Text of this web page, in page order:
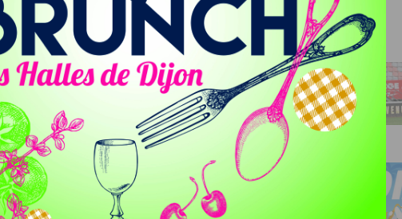
lignes T1 et T2, dans la soirée et la nuit du
le gel perturbe la circulation des rames. Une rame
les caténaires. Le matin, des panto-racleurs
aériennes de contact.